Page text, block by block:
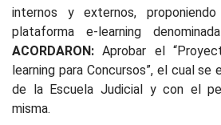
internos y externos,
plataforma e-learning
ACORDARON: Aprobar el
learning para Concursos”, el cual
de la Escuela Judicial y con el
misma.